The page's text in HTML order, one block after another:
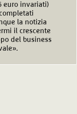
euro invariati)
la notizia
il crescente
del business